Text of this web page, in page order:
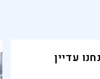
עדיין